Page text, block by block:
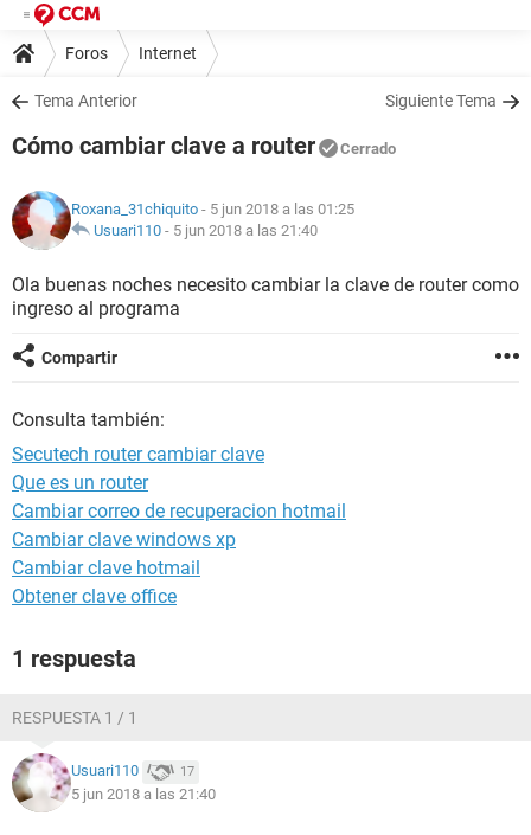
Foros Internet
Tema Anterior Siguiente Tema
Cómo cambiar clave a router Cerrado
Roxana_31chiquito - 5 jun 2018 a las 01:25
Usuari110 - 5 jun 2018 a las 21:40
Ola buenas noches necesito cambiar la clave de router como
ingreso al programa
Compartir
Consulta también:
Secutech router cambiar clave
Que es un router
Cambiar correo de recuperacion hotmail
Cambiar clave windows xp
Cambiar clave hotmail
Obtener clave office
1 respuesta
RESPUESTA 1 / 1
Usuari110 17
5 jun 2018 a las 21:40